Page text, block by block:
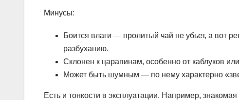
Минусы:
Боится влаги — пролитый чай не убьет, а вот
разбуханию.
Склонен к царапинам, особенно от каблуков
Может быть шумным — по нему характерно
Есть и тонкости в эксплуатации. Например,